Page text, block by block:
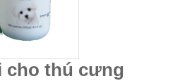
cho thú cưng